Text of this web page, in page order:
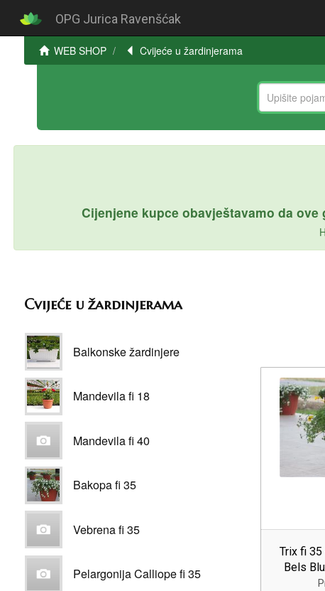
OPG Jurica Ravenšćak
WEB SHOP Cvijeće u žardinjerama
Cijenjene kupce obavještavamo da
Trix fi 35
Bels
Cvijeće u žardinjerama
Balkonske žardinjere
Mandevila fi 18
Mandevila fi 40
Bakopa fi 35
Vebrena fi 35
Pelargonija Calliope fi 35